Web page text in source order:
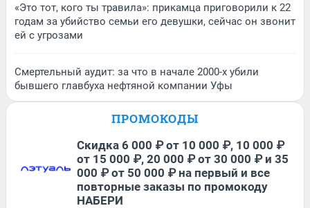
«Это тот, кого ты травила»: прикамца приговорили к 22
годам за убийство семьи его девушки, сейчас он звонит
ей с угрозами
Смертельный аудит: за что в начале 2000-х убили
бывшего главбуха нефтяной компании Уфы
ПРОМОКОДЫ
Скидка 6 000 ₽ от 10 000 ₽, 10 000 ₽
от 15 000 ₽, 20 000 ₽ от 30 000 ₽ и 35
000 ₽ от 50 000 ₽ на первый и все
повторные заказы по промокоду
НАБЕРИ